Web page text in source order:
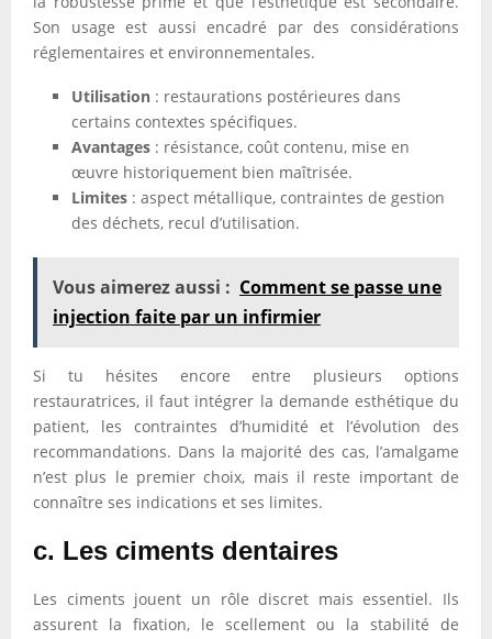
Son usage est aussi encadré par des considérations
réglementaires et environnementales.
Utilisation : restaurations postérieures dans
certains contextes spécifiques.
Avantages : résistance, coût contenu, mise en
œuvre historiquement bien maîtrisée.
Limites : aspect métallique, contraintes de gestion
des déchets, recul d’utilisation.
Vous aimerez aussi : Comment se passe une
injection faite par un infirmier
Si tu hésites encore entre plusieurs options
restauratrices, il faut intégrer la demande esthétique du
patient, les contraintes d’humidité et l’évolution des
recommandations. Dans la majorité des cas, l’amalgame
n’est plus le premier choix, mais il reste important de
connaître ses indications et ses limites.
c. Les ciments dentaires
Les ciments jouent un rôle discret mais essentiel. Ils
assurent la fixation, le scellement ou la stabilité de